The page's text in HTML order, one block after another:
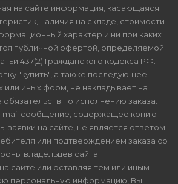
на сайте информация, касающаяся
наличия на складе, стоимости
характер и ни при каких
публичной офертой, определяемой
437(2) Гражданского кодекса РФ.
"купить", а также последующее
или иных форм, не накладывает на
обязательств по исполнению заказа.
mail сообщение, содержащее копию
заявки на сайте, не является ответом
или подтверждением заказа со
владельцев сайта.
сайте или оставляя тем или иным
персональную информацию, Вы